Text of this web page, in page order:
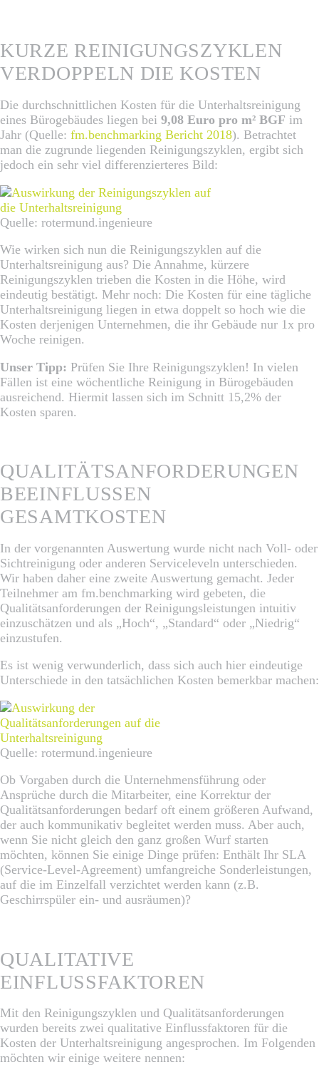
KURZE REINIGUNGSZYKLEN
VERDOPPELN DIE KOSTEN
Die durchschnittlichen Kosten für die Unterhaltsreinigung
eines Bürogebäudes liegen bei 9,08 Euro pro m² BGF im
Jahr (Quelle: fm.benchmarking Bericht 2018). Betrachtet
man die zugrunde liegenden Reinigungszyklen, ergibt sich
jedoch ein sehr viel differenzierteres Bild:
Quelle: rotermund.ingenieure
Wie wirken sich nun die Reinigungszyklen auf die
Unterhaltsreinigung aus? Die Annahme, kürzere
Reinigungszyklen trieben die Kosten in die Höhe, wird
eindeutig bestätigt. Mehr noch: Die Kosten für eine tägliche
Unterhaltsreinigung liegen in etwa doppelt so hoch wie die
Kosten derjenigen Unternehmen, die ihr Gebäude nur 1x pro
Woche reinigen.
Unser Tipp: Prüfen Sie Ihre Reinigungszyklen! In vielen
Fällen ist eine wöchentliche Reinigung in Bürogebäuden
ausreichend. Hiermit lassen sich im Schnitt 15,2% der
Kosten sparen.
QUALITÄTSANFORDERUNGEN
BEEINFLUSSEN
GESAMTKOSTEN
In der vorgenannten Auswertung wurde nicht nach Voll- oder
Sichtreinigung oder anderen Serviceleveln unterschieden.
Wir haben daher eine zweite Auswertung gemacht. Jeder
Teilnehmer am fm.benchmarking wird gebeten, die
Qualitätsanforderungen der Reinigungsleistungen intuitiv
einzuschätzen und als „Hoch“, „Standard“ oder „Niedrig“
einzustufen.
Es ist wenig verwunderlich, dass sich auch hier eindeutige
Unterschiede in den tatsächlichen Kosten bemerkbar machen:
Quelle: rotermund.ingenieure
Ob Vorgaben durch die Unternehmensführung oder
Ansprüche durch die Mitarbeiter, eine Korrektur der
Qualitätsanforderungen bedarf oft einem größeren Aufwand,
der auch kommunikativ begleitet werden muss. Aber auch,
wenn Sie nicht gleich den ganz großen Wurf starten
möchten, können Sie einige Dinge prüfen: Enthält Ihr SLA
(Service-Level-Agreement) umfangreiche Sonderleistungen,
auf die im Einzelfall verzichtet werden kann (z.B.
Geschirrspüler ein- und ausräumen)?
QUALITATIVE
EINFLUSSFAKTOREN
Mit den Reinigungszyklen und Qualitätsanforderungen
wurden bereits zwei qualitative Einflussfaktoren für die
Kosten der Unterhaltsreinigung angesprochen. Im Folgenden
möchten wir einige weitere nennen: